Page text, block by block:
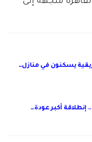
متجهة إلى
إنطلاقة أكبر عودة…